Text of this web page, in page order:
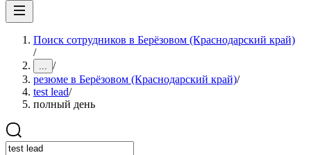
Поиск сотрудников в Берёзовом (Краснодарский край)
/
... /
резюме в Берёзовом (Краснодарский край)/
test lead/
полный день